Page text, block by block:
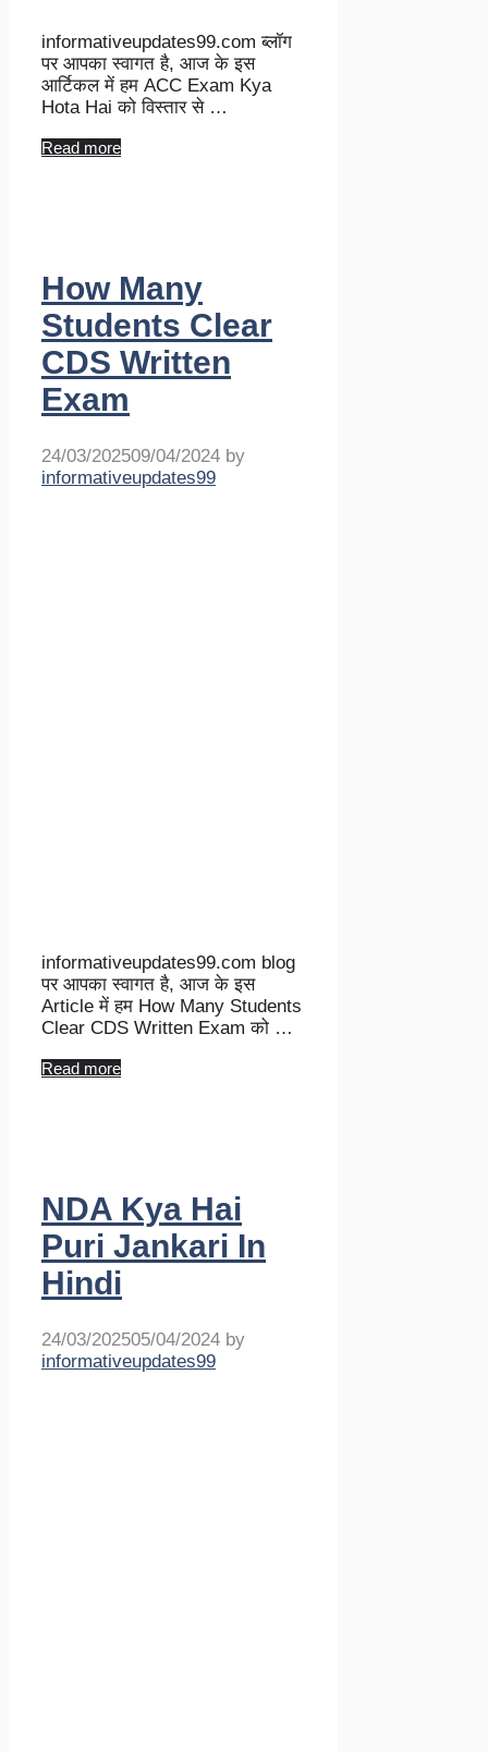
informativeupdates99.com ब्लॉग
पर आपका स्वागत है, आज के इस
आर्टिकल में हम ACC Exam Kya
Hota Hai को विस्तार से …
Read more
How Many
Students Clear
CDS Written
Exam
24/03/202509/04/2024 by
informativeupdates99
informativeupdates99.com blog
पर आपका स्वागत है, आज के इस
Article में हम How Many Students
Clear CDS Written Exam को …
Read more
NDA Kya Hai
Puri Jankari In
Hindi
24/03/202505/04/2024 by
informativeupdates99